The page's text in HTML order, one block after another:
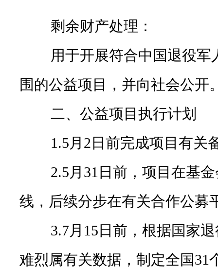
剩余财产处理：
用于开展符合中国退役军
围的公益项目，并向社会公开
二、公益项目执行计划
1.5月2日前完成项目有关
2.5月31日前，项目在基金
线，后续分步在有关合作公募
3.7月15日前，根据国家退
难烈属有关数据，制定全国31